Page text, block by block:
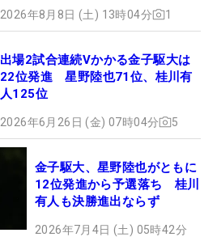
2026年8月8日 (土) 13時04分 1
出場2試合連続Vかかる金子駆大は
22位発進 星野陸也71位、桂川有
人125位
2026年6月26日 (金) 07時04分 5
金子駆大、星野陸也がともに
12位発進から予選落ち 桂川
有人も決勝進出ならず
2026年7月4日 (土) 05時42分